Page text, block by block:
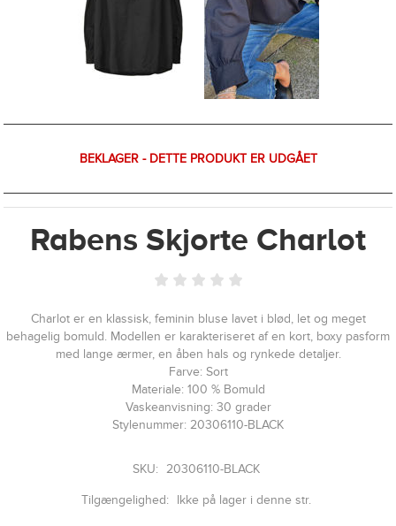
BEKLAGER - DETTE PRODUKT ER UDGÅET
Rabens Skjorte Charlot
Charlot er en klassisk, feminin bluse lavet i blød, let og meget
behagelig bomuld. Modellen er karakteriseret af en kort, boxy pasform
med lange ærmer, en åben hals og rynkede detaljer.
Farve: Sort
Materiale: 100 % Bomuld
Vaskeanvisning: 30 grader
Stylenummer: 20306110-BLACK
SKU: 20306110-BLACK
Tilgængelighed: Ikke på lager i denne str.